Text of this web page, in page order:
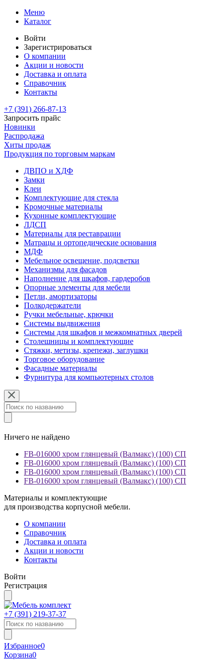
Меню
Каталог
Войти
Зарегистрироваться
О компании
Акции и новости
Доставка и оплата
Справочник
Контакты
+7 (391) 266-87-13
Запросить прайс
Новинки
Распродажа
Хиты продаж
Продукция по торговым маркам
ДВПО и ХДФ
Замки
Клеи
Комплектующие для стекла
Кромочные материалы
Кухонные комплектующие
ЛДСП
Материалы для реставрации
Матрацы и ортопедические основания
МДФ
Мебельное освещение, подсветки
Механизмы для фасадов
Наполнение для шкафов, гардеробов
Опорные элементы для мебели
Петли, амортизаторы
Полкодержатели
Ручки мебельные, крючки
Системы выдвижения
Системы для шкафов и межкомнатных дверей
Столешницы и комплектующие
Стяжки, метизы, крепежи, заглушки
Торговое оборудование
Фасадные материалы
Фурнитура для компьютерных столов
Ничего не найдено
FB-016000 хром глянцевый (Валмакс) (100) СП
FB-016000 хром глянцевый (Валмакс) (100) СП
FB-016000 хром глянцевый (Валмакс) (100) СП
FB-016000 хром глянцевый (Валмакс) (100) СП
Материалы и комплектующие
для производства корпусной мебели.
О компании
Справочник
Доставка и оплата
Акции и новости
Контакты
Войти
Регистрация
+7 (391) 219-37-37
Избранное0
Корзина0